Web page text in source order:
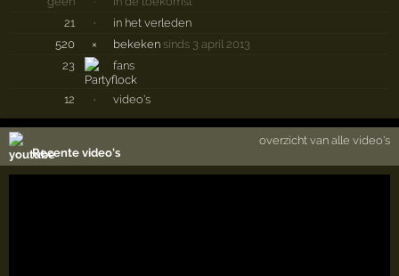
21
·
in het verleden
520
× bekeken sinds 3 april 2013
23
fans
12 · video's
Recente video's
overzicht van alle video's